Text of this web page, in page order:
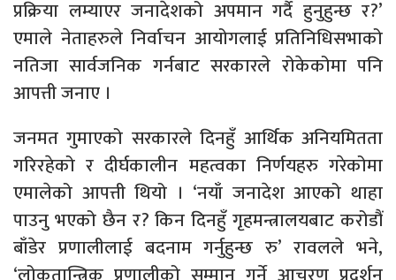
प्रक्रिया लम्याएर जनादेशको अपमान गर्दै हुनुहुन्छ र?’
एमाले नेताहरुले निर्वाचन आयोगलाई प्रतिनिधिसभाको
नतिजा सार्वजनिक गर्नबाट सरकारले रोकेकोमा पनि
आपत्ती जनाए ।
जनमत गुमाएको सरकारले दिनहुँ आर्थिक अनियमितता
गरिरहेको र दीर्घकालीन महत्वका निर्णयहरु गरेकोमा
एमालेको आपत्ती थियो । ‘नयाँ जनादेश आएको थाहा
पाउनु भएको छैन र? किन दिनहुँ गृहमन्त्रालयबाट करोडौं
बाँडेर प्रणालीलाई बदनाम गर्नुहुन्छ रु’ रावलले भने,